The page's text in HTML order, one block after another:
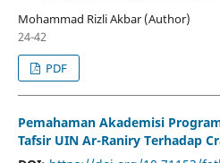
Mohammad Rizli Akbar (Author)
24-42
PDF
Pemahaman Akademisi
Tafsir UIN Ar-Raniry Terhadap